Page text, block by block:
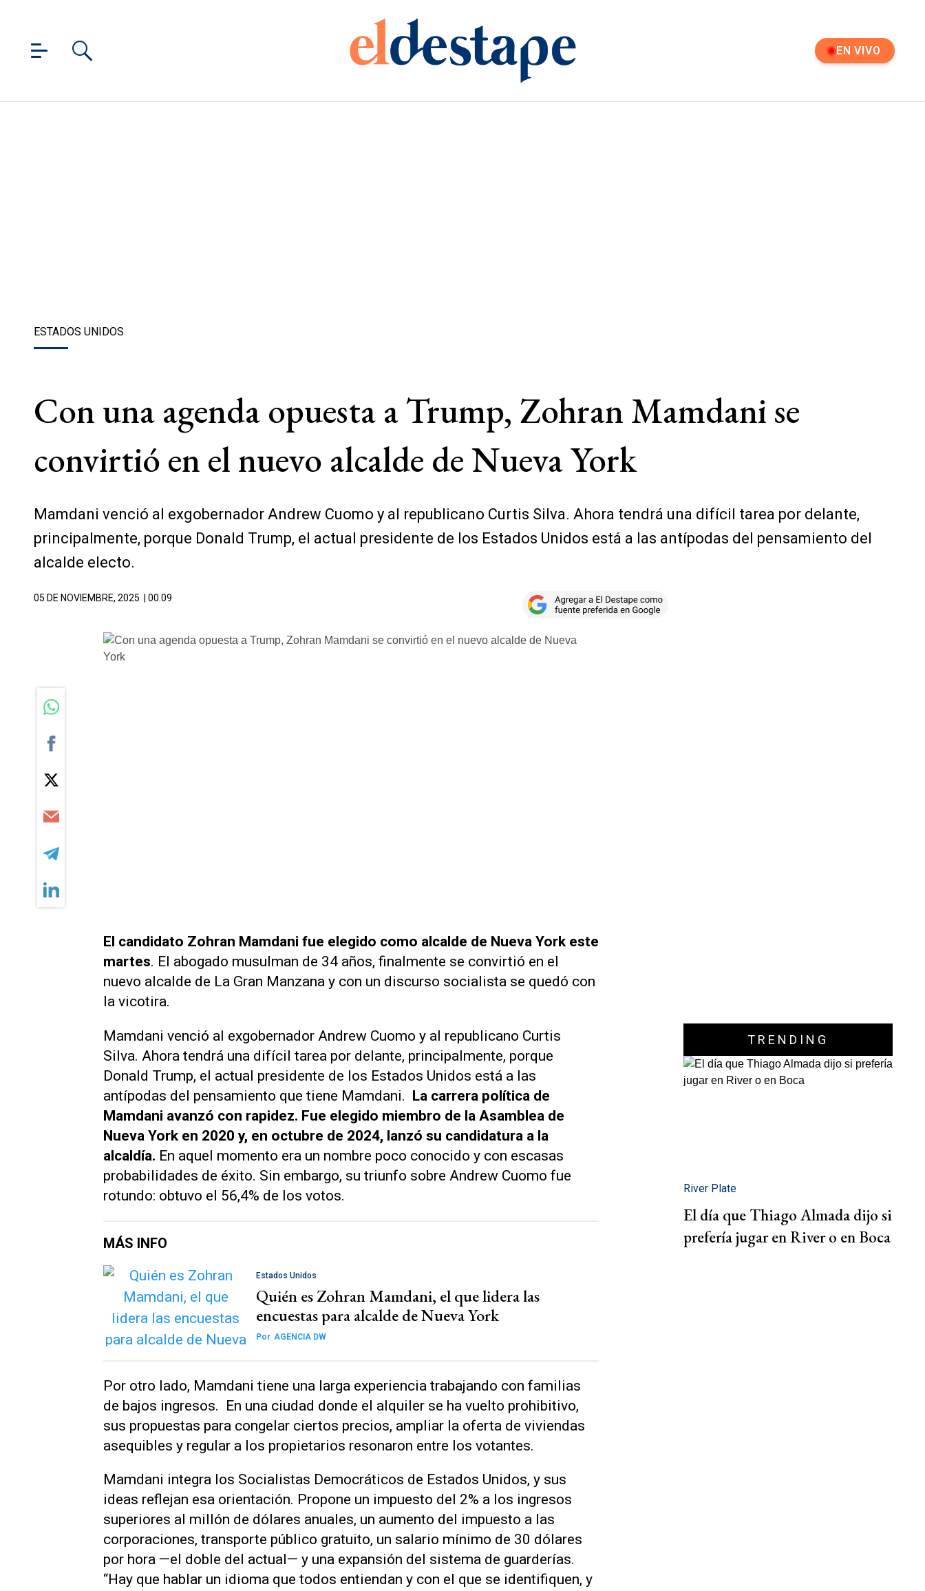
EN VIVO
ESTADOS UNIDOS
Con una agenda opuesta a Trump, Zohran Mamdani se
convirtió en el nuevo alcalde de Nueva York
Mamdani venció al exgobernador Andrew Cuomo y al republicano Curtis Silva. Ahora tendrá una difícil tarea por delante,
principalmente, porque Donald Trump, el actual presidente de los Estados Unidos está a las antípodas del pensamiento del
alcalde electo.
05 DE NOVIEMBRE, 2025 | 00.09
El candidato Zohran Mamdani fue elegido como alcalde de Nueva York este
martes. El abogado musulman de 34 años, finalmente se convirtió en el
nuevo alcalde de La Gran Manzana y con un discurso socialista se quedó con
la vicotira.
Mamdani venció al exgobernador Andrew Cuomo y al republicano Curtis
Silva. Ahora tendrá una difícil tarea por delante, principalmente, porque
Donald Trump, el actual presidente de los Estados Unidos está a las
antípodas del pensamiento que tiene Mamdani. La carrera política de
Mamdani avanzó con rapidez. Fue elegido miembro de la Asamblea de
Nueva York en 2020 y, en octubre de 2024, lanzó su candidatura a la
alcaldía. En aquel momento era un nombre poco conocido y con escasas
probabilidades de éxito. Sin embargo, su triunfo sobre Andrew Cuomo fue
rotundo: obtuvo el 56,4% de los votos.
MÁS INFO
Estados Unidos
Quién es Zohran Mamdani, el que lidera las
encuestas para alcalde de Nueva York
Por AGENCIA DW
Por otro lado, Mamdani tiene una larga experiencia trabajando con familias
de bajos ingresos. En una ciudad donde el alquiler se ha vuelto prohibitivo,
sus propuestas para congelar ciertos precios, ampliar la oferta de viviendas
asequibles y regular a los propietarios resonaron entre los votantes.
Mamdani integra los Socialistas Democráticos de Estados Unidos, y sus
ideas reflejan esa orientación. Propone un impuesto del 2% a los ingresos
superiores al millón de dólares anuales, un aumento del impuesto a las
corporaciones, transporte público gratuito, un salario mínimo de 30 dólares
por hora —el doble del actual— y una expansión del sistema de guarderías.
“Hay que hablar un idioma que todos entiendan y con el que se identifiquen, y
TRENDING
River Plate
El día que Thiago Almada dijo si
prefería jugar en River o en Boca